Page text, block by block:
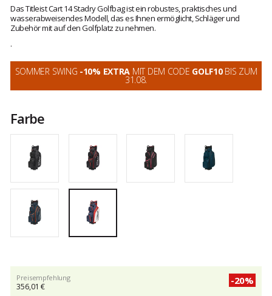
von
5
Das Titleist Cart 14 Stadry Golfbag ist ein robustes, praktisches und
wasserabweisendes Modell, das es Ihnen ermöglicht, Schläger und
Zubehör mit auf den Golfplatz zu nehmen.
.
SOMMER SWING -10% EXTRA MIT DEM CODE GOLF10BIS ZUM
31.08.
Farbe
Preisempfehlung
356,01 €
-20%